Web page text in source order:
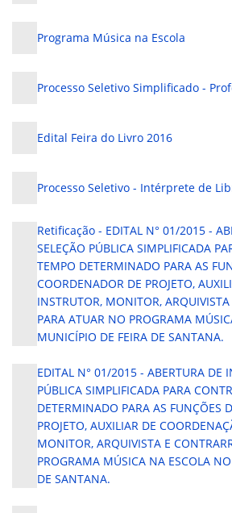
Programa Música na Escola
Processo Seletivo Simplificado -
Edital Feira do Livro 2016
Processo Seletivo - Intérprete de
Retificação - EDITAL N° 01/2015 -
SELEÇÃO PÚBLICA SIMPLIFICADA
TEMPO DETERMINADO PARA AS
COORDENADOR DE PROJETO,
INSTRUTOR, MONITOR,
PARA ATUAR NO PROGRAMA
MUNICÍPIO DE FEIRA DE SANTANA.
EDITAL N° 01/2015 - ABERTURA DE
PÚBLICA SIMPLIFICADA PARA
DETERMINADO PARA AS FUNÇÕES
PROJETO, AUXILIAR DE
MONITOR, ARQUIVISTA E
PROGRAMA MÚSICA NA ESCOLA
DE SANTANA.